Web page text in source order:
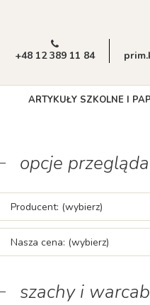
+48 12 389 11 84
ARTYKUŁY SZKOLNE I
opcje
Producent: (wybierz)
Nasza cena: (wybierz)
szachy i